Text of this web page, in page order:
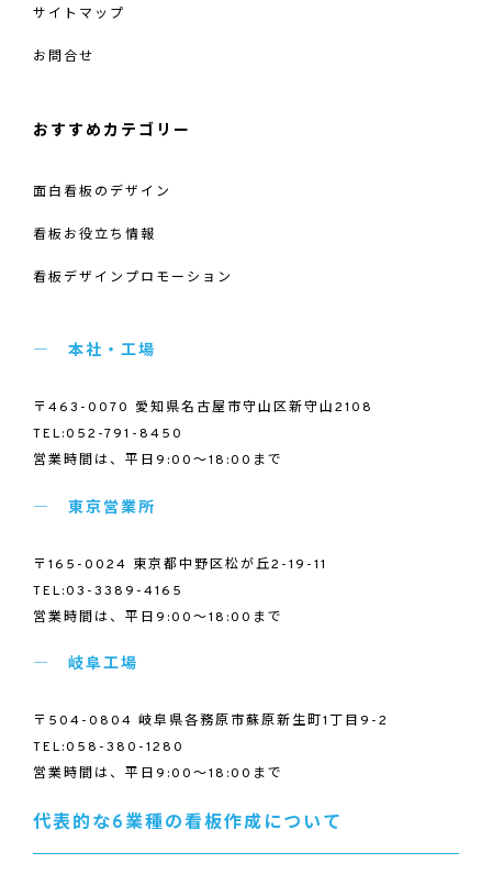
サイトマップ
お問合せ
おすすめカテゴリー
面白看板のデザイン
看板お役立ち情報
看板デザインプロモーション
本社・工場
〒463-0070 愛知県名古屋市守山区新守山2108
TEL:052-791-8450
営業時間は、平日9:00～18:00まで
東京営業所
〒165-0024 東京都中野区松が丘2-19-11
TEL:03-3389-4165
営業時間は、平日9:00～18:00まで
岐阜工場
〒504-0804 岐阜県各務原市蘇原新生町1丁目9-2
TEL:058-380-1280
営業時間は、平日9:00～18:00まで
代表的な6業種の看板作成について